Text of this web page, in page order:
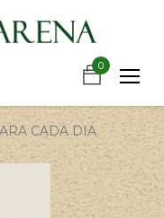
0
0
CADA DIA